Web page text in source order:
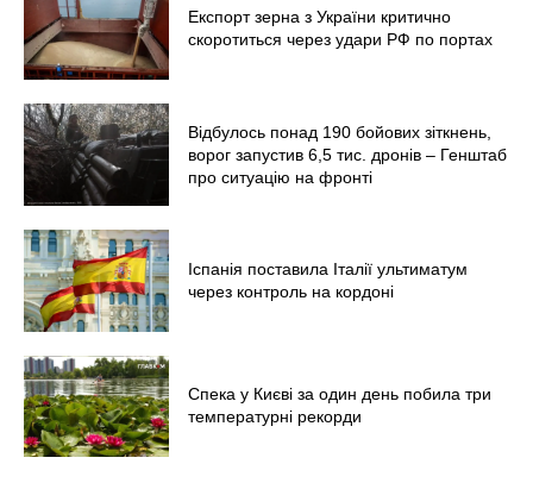
Експорт зерна з України критично
скоротиться через удари РФ по портах
Відбулось понад 190 бойових зіткнень,
ворог запустив 6,5 тис. дронів – Генштаб
про ситуацію на фронті
Іспанія поставила Італії ультиматум
через контроль на кордоні
Спека у Києві за один день побила три
температурні рекорди